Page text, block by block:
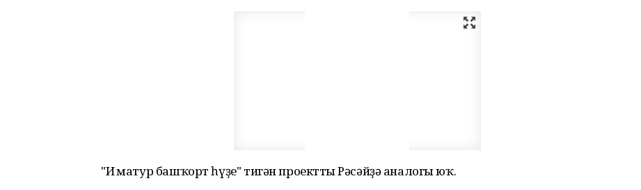
"Иң матур башҡорт һүҙе" тигән проекттың Рәсәйҙә аналогы юҡ.